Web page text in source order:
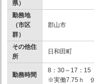
県）
勤務地
（市区
群）
郡山市
その他住
所
日和田町
勤務時間
8：30～17：15
※実働7.75ｈ